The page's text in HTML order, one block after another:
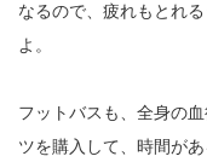
なるので、疲れもとれ
よ。
フットバスも、全身の
ツを購入して、時間が